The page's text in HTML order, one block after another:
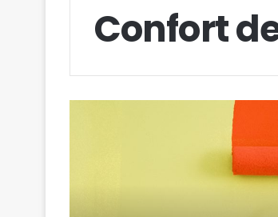
Confort